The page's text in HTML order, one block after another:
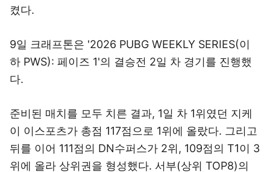
켰다.
9일 크래프톤은 '2026 PUBG WEEKLY SERIES(이
하 PWS): 페이즈 1'의 결승전 2일 차 경기를 진행했
다.
준비된 매치를 모두 치른 결과, 1일 차 1위였던 지케
이 이스포츠가 총점 117점으로 1위에 올랐다. 그리고
뒤를 이어 111점의 DN수퍼스가 2위, 109점의 T1이 3
위에 올라 상위권을 형성했다. 서부(상위 TOP8)의